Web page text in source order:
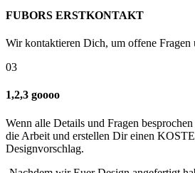
FUBORS ERSTKONTAKT
Wir kontaktieren Dich, um offene Fragen
03
1,2,3 goooo
Wenn alle Details und Fragen
die Arbeit und erstellen Dir einen
Designvorschlag.